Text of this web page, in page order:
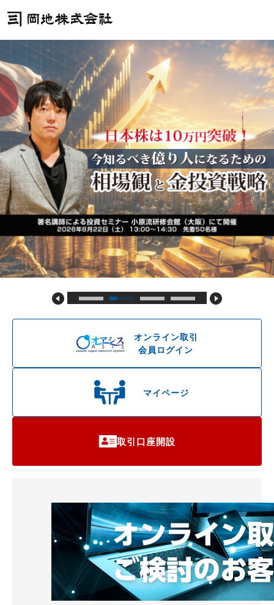
オンライン取引
会員ログイン
マイページ
取引口座開設